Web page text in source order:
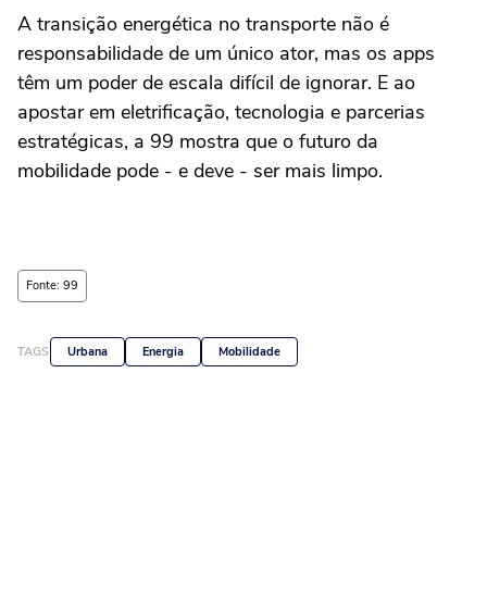
A transição energética no transporte não é
responsabilidade de um único ator, mas os apps
têm um poder de escala difícil de ignorar. E ao
apostar em eletrificação, tecnologia e parcerias
estratégicas, a 99 mostra que o futuro da
mobilidade pode - e deve - ser mais limpo.
Fonte: 99
TAGS Urbana Energia Mobilidade